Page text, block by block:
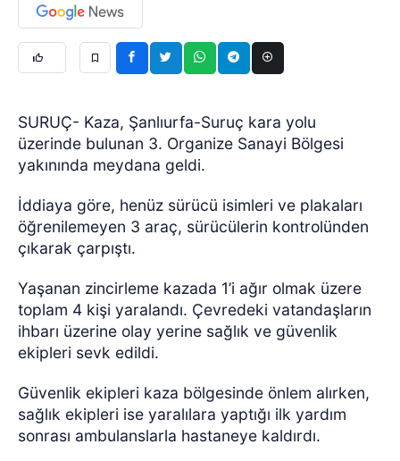
SURUÇ- Kaza, Şanlıurfa-Suruç kara yolu
üzerinde bulunan 3. Organize Sanayi Bölgesi
yakınında meydana geldi.
İddiaya göre, henüz sürücü isimleri ve plakaları
öğrenilemeyen 3 araç, sürücülerin kontrolünden
çıkarak çarpıştı.
Yaşanan zincirleme kazada 1’i ağır olmak üzere
toplam 4 kişi yaralandı. Çevredeki vatandaşların
ihbarı üzerine olay yerine sağlık ve güvenlik
ekipleri sevk edildi.
Güvenlik ekipleri kaza bölgesinde önlem alırken,
sağlık ekipleri ise yaralılara yaptığı ilk yardım
sonrası ambulanslarla hastaneye kaldırdı.